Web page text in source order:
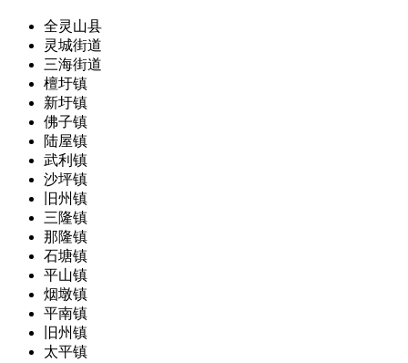
全灵山县
灵城街道
三海街道
檀圩镇
新圩镇
佛子镇
陆屋镇
武利镇
沙坪镇
旧州镇
三隆镇
那隆镇
石塘镇
平山镇
烟墩镇
平南镇
旧州镇
太平镇